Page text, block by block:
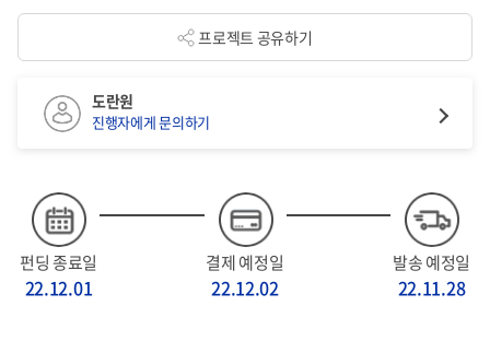
프로젝트 공유하기
펀딩 종료일
22.12.01
결제 예정일
22.12.02
발송 예정일
22.11.28
도란원
진행자에게 문의하기